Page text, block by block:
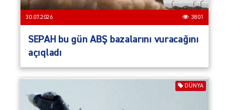
30.07.2026 3801
SEPAH bu gün ABŞ bazalarını vuracağını
açıqladı
DÜNYA